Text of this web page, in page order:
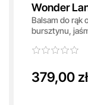
Wonder
Balsam do rąk
bursztynu,
379,00 zł